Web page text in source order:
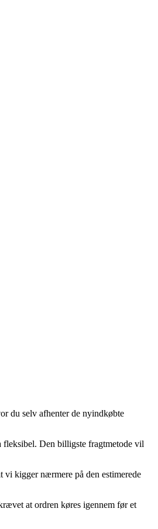
du selv afhenter de nyindkøbte
fleksibel. Den billigste fragtmetode vil
kigger nærmere på den estimerede
at ordren køres igennem før et